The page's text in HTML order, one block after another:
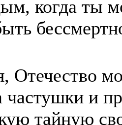
когда ты
Отечество
частушки и
тайную